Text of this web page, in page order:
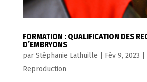
FORMATION : QUALIFICATION DES
D’EMBRYONS
par Stéphanie Lathuille Fév 9, 2023
Reproduction